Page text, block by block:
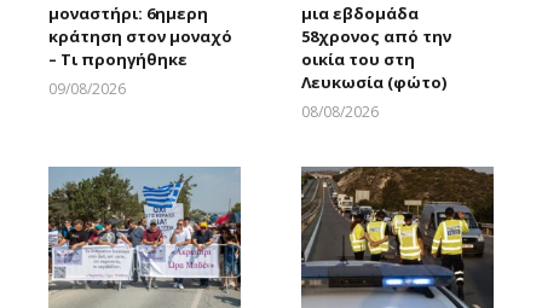
μοναστήρι: 6ημερη
κράτηση στον μοναχό
– Τι προηγήθηκε
09/08/2026
μια εβδομάδα
58χρονος από την
οικία του στη
Λευκωσία (φώτο)
08/08/2026